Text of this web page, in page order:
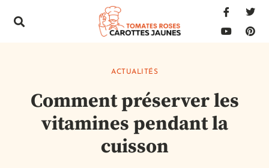
ACTUALITÉS
Comment préserver les
vitamines pendant la
cuisson